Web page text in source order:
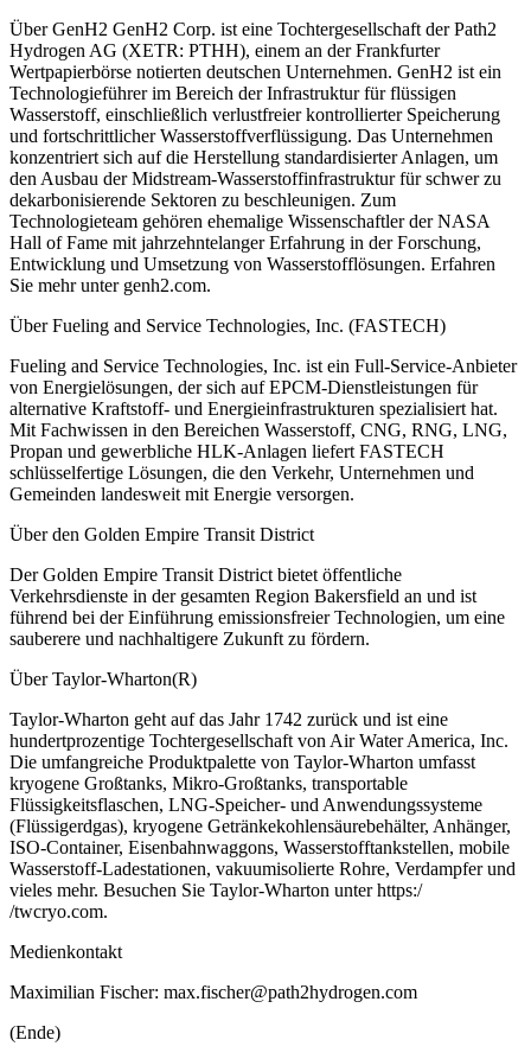
Über GenH2 GenH2 Corp. ist eine Tochtergesellschaft der Path2
Hydrogen AG (XETR: PTHH), einem an der Frankfurter
Wertpapierbörse notierten deutschen Unternehmen. GenH2 ist ein
Technologieführer im Bereich der Infrastruktur für flüssigen
Wasserstoff, einschließlich verlustfreier kontrollierter Speicherung
und fortschrittlicher Wasserstoffverflüssigung. Das Unternehmen
konzentriert sich auf die Herstellung standardisierter Anlagen, um
den Ausbau der Midstream-Wasserstoffinfrastruktur für schwer zu
dekarbonisierende Sektoren zu beschleunigen. Zum
Technologieteam gehören ehemalige Wissenschaftler der NASA
Hall of Fame mit jahrzehntelanger Erfahrung in der Forschung,
Entwicklung und Umsetzung von Wasserstofflösungen. Erfahren
Sie mehr unter genh2.com.
Über Fueling and Service Technologies, Inc. (FASTECH)
Fueling and Service Technologies, Inc. ist ein Full-Service-Anbieter
von Energielösungen, der sich auf EPCM-Dienstleistungen für
alternative Kraftstoff- und Energieinfrastrukturen spezialisiert hat.
Mit Fachwissen in den Bereichen Wasserstoff, CNG, RNG, LNG,
Propan und gewerbliche HLK-Anlagen liefert FASTECH
schlüsselfertige Lösungen, die den Verkehr, Unternehmen und
Gemeinden landesweit mit Energie versorgen.
Über den Golden Empire Transit District
Der Golden Empire Transit District bietet öffentliche
Verkehrsdienste in der gesamten Region Bakersfield an und ist
führend bei der Einführung emissionsfreier Technologien, um eine
sauberere und nachhaltigere Zukunft zu fördern.
Über Taylor-Wharton(R)
Taylor-Wharton geht auf das Jahr 1742 zurück und ist eine
hundertprozentige Tochtergesellschaft von Air Water America, Inc.
Die umfangreiche Produktpalette von Taylor-Wharton umfasst
kryogene Großtanks, Mikro-Großtanks, transportable
Flüssigkeitsflaschen, LNG-Speicher- und Anwendungssysteme
(Flüssigerdgas), kryogene Getränkekohlensäurebehälter, Anhänger,
ISO-Container, Eisenbahnwaggons, Wasserstofftankstellen, mobile
Wasserstoff-Ladestationen, vakuumisolierte Rohre, Verdampfer und
vieles mehr. Besuchen Sie Taylor-Wharton unter https:/
/twcryo.com.
Medienkontakt
Maximilian Fischer: max.fischer@path2hydrogen.com
(Ende)